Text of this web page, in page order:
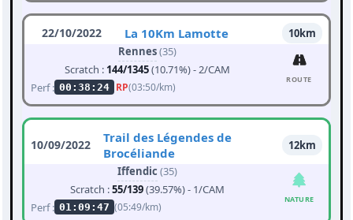
22/10/2022 La 10Km Lamotte
10km
Rennes(35)
Scratch : 144/1345(10.71%) - 2/CAM
Perf : 00:38:24 RP(03:50/km)
ROUTE
10/09/2022
Trail des Légendes de
Brocéliande
12km
Iffendic (35)
Scratch :55/139(39.57%) - 1/CAM
Perf : 01:09:47 (05:49/km)
NATURE